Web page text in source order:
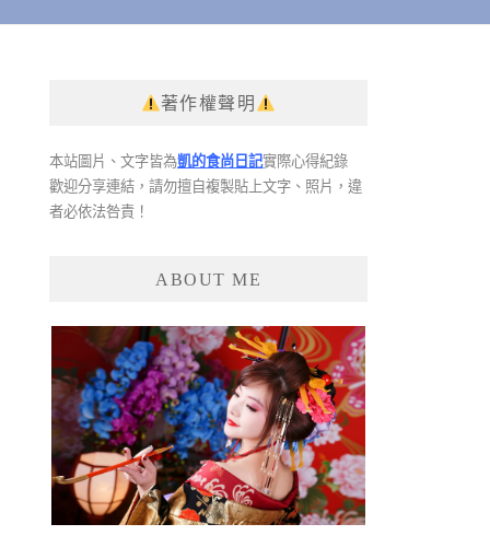
著作權聲明
本站圖片、文字皆為凱的食尚日記實際心得紀錄
歡迎分享連結，請勿擅自複製貼上文字、照片，違
者必依法咎責！
ABOUT ME